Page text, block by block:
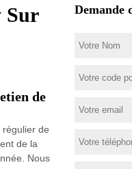
Sur
de
de
de la
Nous
Demande